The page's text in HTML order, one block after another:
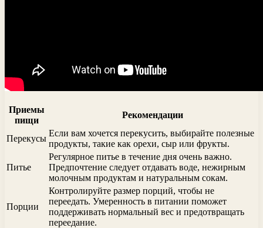
Приемы
пищи
Рекомендации
Перекусы
Если вам хочется перекусить, выбирайте полезные
продукты, такие как орехи, сыр или фрукты.
Питье
Регулярное питье в течение дня очень важно.
Предпочтение следует отдавать воде, нежирным
молочным продуктам и натуральным сокам.
Порции
Контролируйте размер порций, чтобы не
переедать. Умеренность в питании поможет
поддерживать нормальный вес и предотвращать
переедание.